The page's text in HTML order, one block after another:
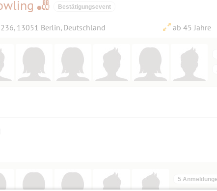
🎳 Bestätigungsevent
13051 Berlin, Deutschland ab 45 Jahre
5